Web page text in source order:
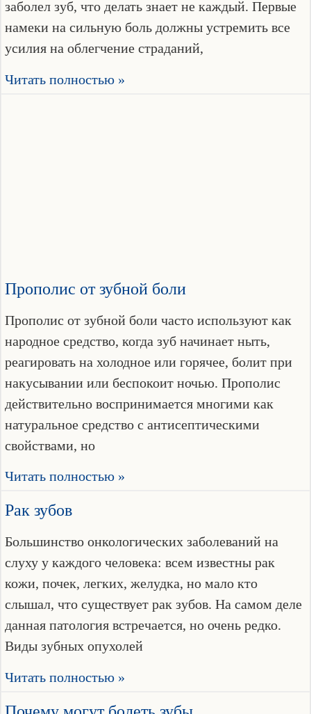
заболел зуб, что делать знает не каждый. Первые
намеки на сильную боль должны устремить все
усилия на облегчение страданий,
Читать полностью »
Прополис от зубной боли
Прополис от зубной боли часто используют как
народное средство, когда зуб начинает ныть,
реагировать на холодное или горячее, болит при
накусывании или беспокоит ночью. Прополис
действительно воспринимается многими как
натуральное средство с антисептическими
свойствами, но
Читать полностью »
Рак зубов
Большинство онкологических заболеваний на
слуху у каждого человека: всем известны рак
кожи, почек, легких, желудка, но мало кто
слышал, что существует рак зубов. На самом деле
данная патология встречается, но очень редко.
Виды зубных опухолей
Читать полностью »